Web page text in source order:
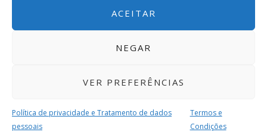
ACEITAR
NEGAR
VER PREFERÊNCIAS
Política de privacidade e Tratamento de dados
pessoais
Termos e
Condições